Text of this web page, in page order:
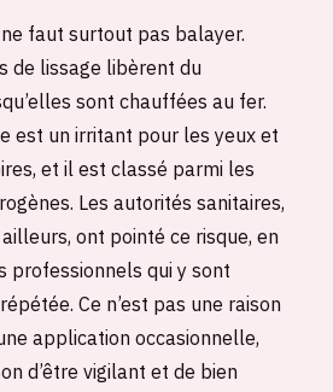
ne faut surtout pas balayer.
de lissage libèrent du
sont chauffées au fer.
est un irritant pour les yeux et
et il est classé parmi les
Les autorités sanitaires,
ont pointé ce risque, en
professionnels qui y sont
Ce n’est pas une raison
application occasionnelle,
d’être vigilant et de bien